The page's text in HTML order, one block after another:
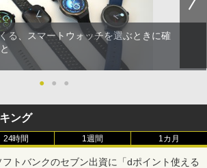
る、スマートウォッチを選ぶときに確
● ● ●
ング
24時間 1週間 1カ月
トバンクのセブン出資に「dポイント使える